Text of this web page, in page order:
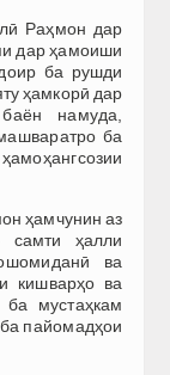
Раҳмон дар
дар ҳамоиши
ба рушди
ҳамкорӣ дар
намуда,
ба
ҳамчунин аз
самти ҳалли
ва
кишварҳо ва
мустаҳкам
пайомадҳои